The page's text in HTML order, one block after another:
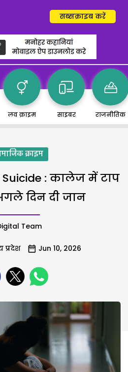
सब्सक्राइब करें
लव क्राइम साइबर राजनीतिक
क्राइम
Suicide : कालेज में टाप
दिन दी जान
Team
प्रदेश Jun 10, 2026